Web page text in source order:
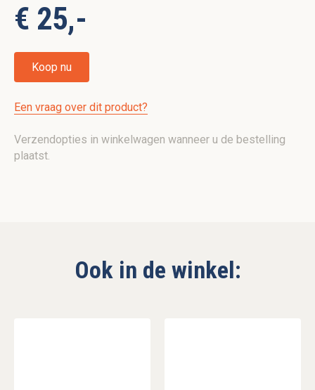
€ 25,-
Koop nu
Een vraag over dit product?
Verzendopties in winkelwagen wanneer u de bestelling
plaatst.
Ook in de winkel: